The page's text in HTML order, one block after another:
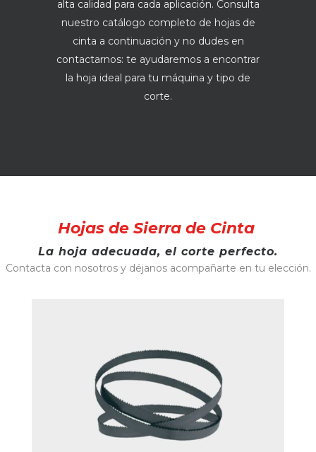
alta calidad para cada aplicación. Consulta
nuestro catálogo completo de hojas de
cinta a continuación y no dudes en
contactarnos: te ayudaremos a encontrar
la hoja ideal para tu máquina y tipo de
corte.
Hojas de Sierra de Cinta
La hoja adecuada, el corte perfecto.
Contacta con nosotros y déjanos acompañarte en tu elección.